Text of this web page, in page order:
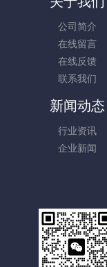
公司简介
在线留言
在线反馈
联系我们
新闻动态
行业资讯
企业新闻